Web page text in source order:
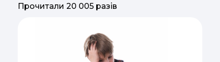
Прочитали 20 005 разів